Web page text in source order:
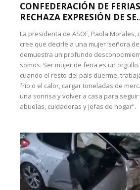
CONFEDERACIÓN DE
RECHAZA EXPRESIÓN DE
La presidenta de ASOF, Paola Morales,
cree que decirle a una mujer ‘señora
demuestra un profundo
somos. Ser mujer de feria es un
cuando el resto del país duerme,
frío o el calor, cargar toneladas de
una sonrisa y volver a casa para
abuelas, cuidadoras y jefas de hogar”.